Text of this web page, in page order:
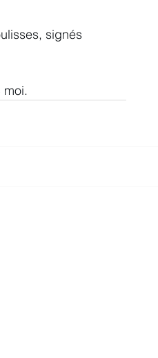
signés
moi.